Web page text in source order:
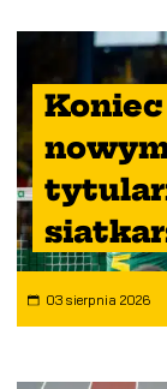
03 sierpnia 2026